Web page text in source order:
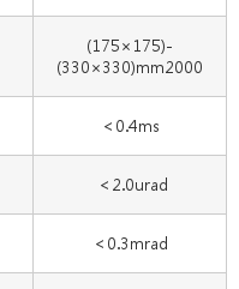
(175×175)-
(330×330)mm2000
＜0.4ms
＜2.0urad
＜0.3mrad